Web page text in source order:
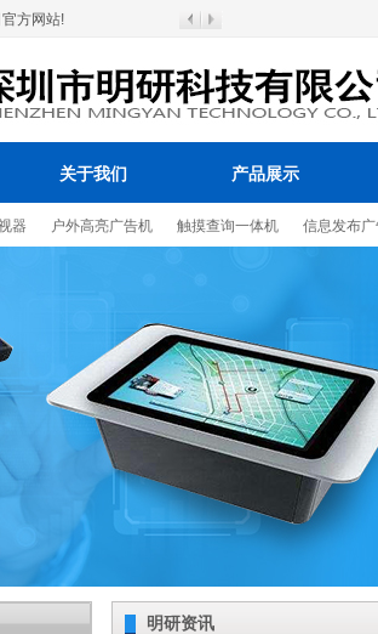
方网站!
关于我们 产品展示
器 户外高亮广告机 触摸查询一体机 信息发布
百叶窗图片
明研资讯